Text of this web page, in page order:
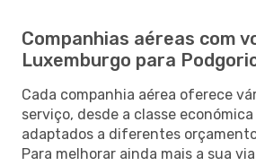
Companhias aéreas com
Luxemburgo para
Cada companhia aérea oferece
serviço, desde a classe
adaptados a diferentes
Para melhorar ainda mais a sua